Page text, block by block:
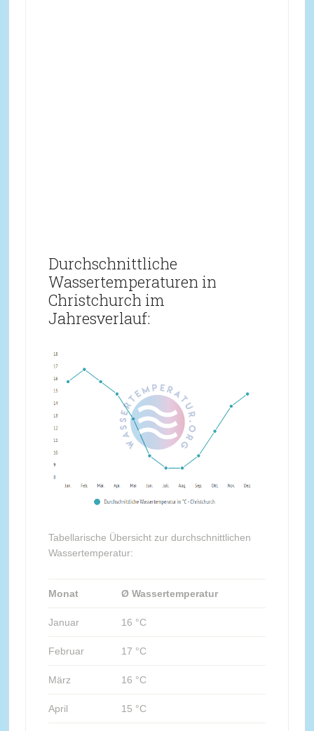
Durchschnittliche
Wassertemperaturen in
Christchurch im
Jahresverlauf:
Tabellarische Übersicht zur durchschnittlichen
Wassertemperatur:
Monat Ø Wassertemperatur
Januar 16 °C
Februar 17 °C
März 16 °C
April 15 °C